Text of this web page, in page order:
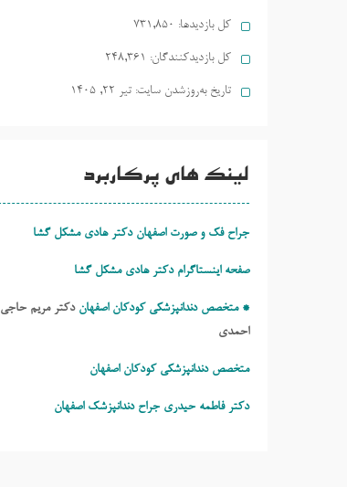
کل بازدیدها: 731,850
کل بازدیدکنند‌گان: 248,361
تاریخ به‌روزشدن سایت: تیر ۲۲, ۱۴۰۵
لینک های پرکاربرد
جراح فک و صورت اصفهان دکتر هادی مشکل گشا
صفحه اینستاگرام دکتر هادی مشکل گشا
* متخصص دندانپزشکی کودکان اصفهان دکتر مریم حاجی
احمدی
متخصص دندانپزشکی کودکان اصفهان
دکتر فاطمه حیدری جراح دندانپزشک اصفهان